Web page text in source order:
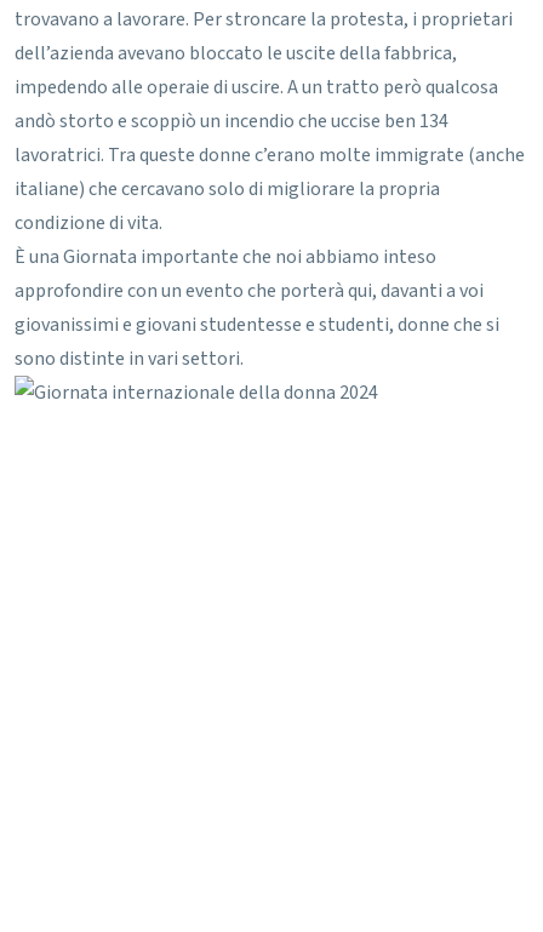
trovavano a lavorare. Per stroncare la protesta, i proprietari
dell’azienda avevano bloccato le uscite della fabbrica,
impedendo alle operaie di uscire.A un tratto però qualcosa
andò storto e scoppiò un incendio che uccise ben 134
lavoratrici. Tra queste donne c’erano molte immigrate (anche
italiane) che cercavano solo di migliorare la propria
condizione di vita.
È una Giornata importante che noi abbiamo inteso
approfondire con un evento che porterà qui, davanti a voi
giovanissimi e giovani studentesse e studenti, donne che si
sono distinte in vari settori.